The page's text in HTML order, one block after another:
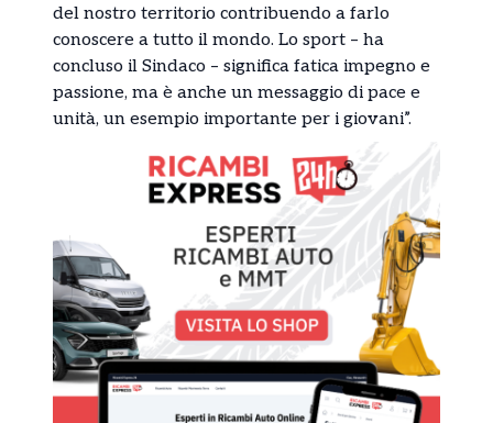
del nostro territorio contribuendo a farlo
conoscere a tutto il mondo. Lo sport – ha
concluso il Sindaco – significa fatica impegno e
passione, ma è anche un messaggio di pace e
unità, un esempio importante per i giovani”.